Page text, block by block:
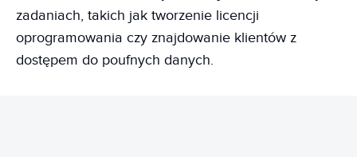
zadaniach, takich jak tworzenie licencji
oprogramowania czy znajdowanie klientów z
dostępem do poufnych danych.